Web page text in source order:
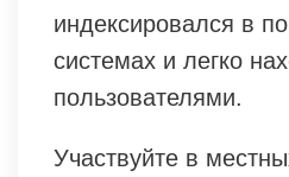
индексировался в
системах и легко
пользователями.
Участвуйте в